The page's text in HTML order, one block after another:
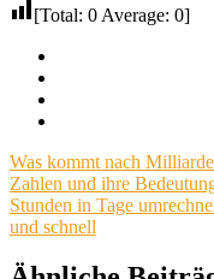
[Total: 0 Average: 0]
Vorheriger
Beitrag:
Was kommt nach
Zahlen und ihre
Nächster
Beitrag:
Stunden in Tage
und schnell